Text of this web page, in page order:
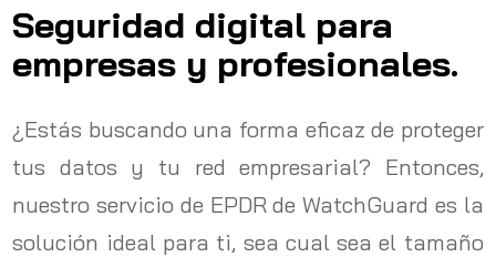
Seguridad digital para
empresas y profesionales.
¿Estás buscando una forma eficaz de proteger
tus datos y tu red empresarial? Entonces,
nuestro servicio de EPDR de WatchGuard es la
solución ideal para ti, sea cual sea el tamaño